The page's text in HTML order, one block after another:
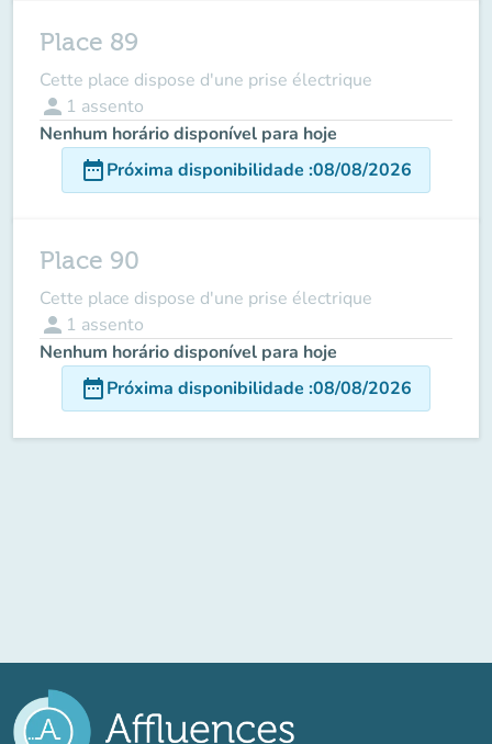
Place 89
Cette place dispose d'une prise électrique
person 1 assento
Nenhum horário disponível para hoje
date_rangePróxima disponibilidade :08/08/2026
Place 90
Cette place dispose d'une prise électrique
person 1 assento
Nenhum horário disponível para hoje
date_rangePróxima disponibilidade :08/08/2026